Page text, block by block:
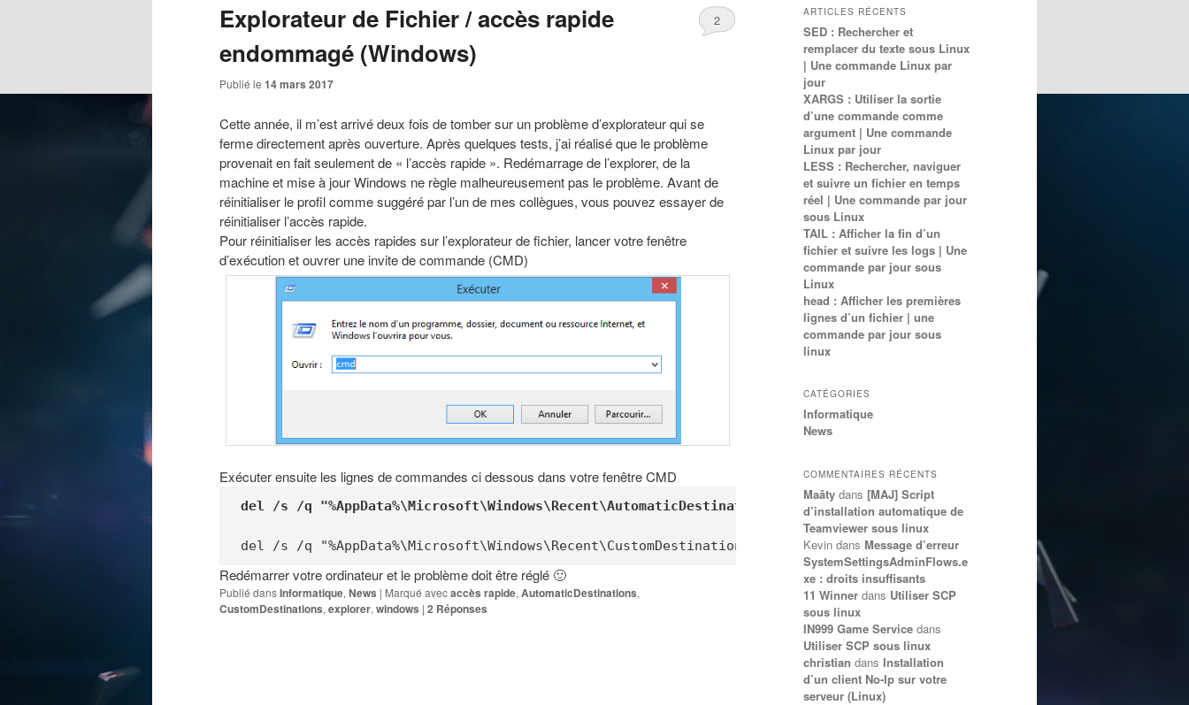
Explorateur de Fichier / accès rapide
endommagé (Windows)
Publié le 14 mars 2017
2
Cette année, il m’est arrivé deux fois de tomber sur un problème d’explorateur qui se
ferme directement après ouverture. Après quelques tests, j’ai réalisé que le problème
provenait en fait seulement de « l’accès rapide ». Redémarrage de l’explorer, de la
machine et mise à jour Windows ne règle malheureusement pas le problème. Avant de
réinitialiser le profil comme suggéré par l’un de mes collègues, vous pouvez essayer de
réinitialiser l’accès rapide.
Pour réinitialiser les accès rapides sur l’explorateur de fichier, lancer votre fenêtre
d’exécution et ouvrer une invite de commande (CMD)
Exécuter ensuite les lignes de commandes ci dessous dans votre fenêtre CMD
del /s /q "%AppData%\Microsoft\Windows\Recent\AutomaticDestinations\*"
del /s /q "%AppData%\Microsoft\Windows\Recent\CustomDestinations\*"
Redémarrer votre ordinateur et le problème doit être réglé 🙂
Publié dansInformatique, News | Marqué avecaccès rapide, AutomaticDestinations,
CustomDestinations, explorer, windows | 2 Réponses
ARTICLES RÉCENTS
SED : Rechercher et
remplacer du texte sous Linux
| Une commande Linux par
jour
XARGS : Utiliser la sortie
d’une commande comme
argument | Une commande
Linux par jour
LESS : Rechercher, naviguer
et suivre un fichier en temps
réel | Une commande par jour
sous Linux
TAIL : Afficher la fin d’un
fichier et suivre les logs | Une
commande par jour sous
Linux
head : Afficher les premières
lignes d’un fichier | une
commande par jour sous
linux
CATÉGORIES
Informatique
News
COMMENTAIRES RÉCENTS
Maâty dans [MAJ] Script
d’installation automatique de
Teamviewer sous linux
Kevin dans Message d’erreur
SystemSettingsAdminFlows.e
xe : droits insuffisants
11 Winner dans Utiliser SCP
sous linux
IN999 Game Service dans
Utiliser SCP sous linux
christian dans Installation
d’un client No-Ip sur votre
serveur (Linux)